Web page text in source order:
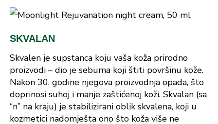
SKVALAN
Skvalen je supstanca koju vaša koža prirodno
proizvodi – dio je sebuma koji štiti površinu kože.
Nakon 30. godine njegova proizvodnja opada, što
doprinosi suhoj i manje zaštićenoj koži. Skvalan (sa
“n” na kraju) je stabilizirani oblik skvalena, koji u
kozmetici nadomješta ono što koža više ne